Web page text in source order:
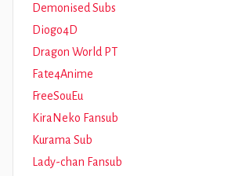
Demonised Subs
Diogo4D
Dragon World PT
Fate4Anime
FreeSouEu
KiraNeko Fansub
Kurama Sub
Lady-chan Fansub